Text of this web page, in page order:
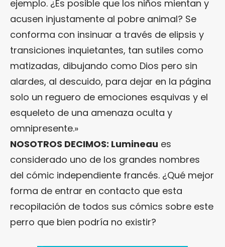
ejemplo. ¿Es posible que los niños mientan y
acusen injustamente al pobre animal? Se
conforma con insinuar a través de elipsis y
transiciones inquietantes, tan sutiles como
matizadas, dibujando como Dios pero sin
alardes, al descuido, para dejar en la página
solo un reguero de emociones esquivas y el
esqueleto de una amenaza oculta y
omnipresente.»
NOSOTROS DECIMOS: Lumineau es
considerado uno de los grandes nombres
del cómic independiente francés. ¿Qué mejor
forma de entrar en contacto que esta
recopilación de todos sus cómics sobre este
perro que bien podría no existir?